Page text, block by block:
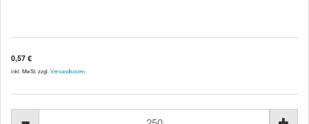
0,57 €
inkl. MwSt. zzgl. Versandkosten